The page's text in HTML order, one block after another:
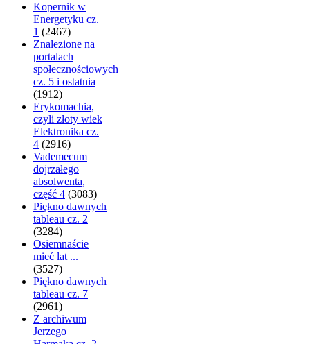
Kopernik w
Energetyku cz.
1 (2467)
Znalezione na
portalach
społecznościowych
cz. 5 i ostatnia
(1912)
Erykomachia,
czyli złoty wiek
Elektronika cz.
4 (2916)
Vademecum
dojrzałego
absolwenta,
część 4 (3083)
Piękno dawnych
tableau cz. 2
(3284)
Osiemnaście
mieć lat ...
(3527)
Piękno dawnych
tableau cz. 7
(2961)
Z archiwum
Jerzego